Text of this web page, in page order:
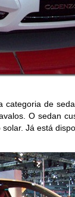
categoria de
O sedan
Já está